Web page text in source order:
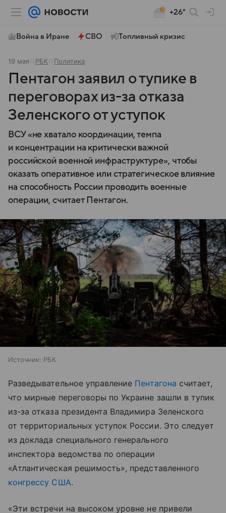
+26°
Война в Иране СВО Топливный кризис
19 мая РБК Политика
Пентагон заявил о тупике в
переговорах из-за отказа
Зеленского от уступок
ВСУ «не хватало координации, темпа
и концентрации на критически важной
российской военной инфраструктуре», чтобы
оказать оперативное или стратегическое влияние
на способность России проводить военные
операции, считает Пентагон.
Источник: РБК
Разведывательное управление Пентагона считает,
что мирные переговоры по Украине зашли в тупик
из-за отказа президента Владимира Зеленского
от территориальных уступок России. Это следует
из доклада специального генерального
инспектора ведомства по операции
«Атлантическая решимость», представленного
конгрессу США.
«Эти встречи на высоком уровне не привели